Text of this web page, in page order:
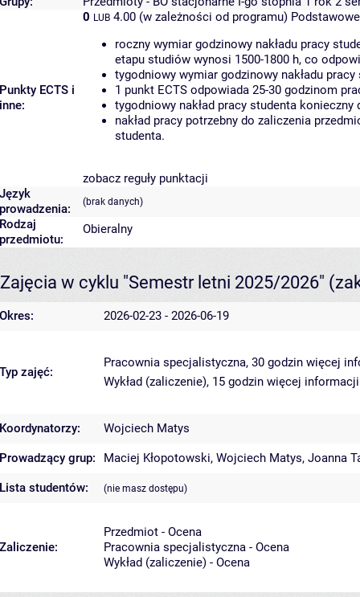
Punkty ECTS i
inne:
0 LUB 4.00 (w zależności od programu)
roczny wymiar godzinowy nakładu pracy
etapu studiów wynosi 1500-1800 h, co
tygodniowy wymiar godzinowy nakładu
1 punkt ECTS odpowiada 25-30 godzinom
tygodniowy nakład pracy studenta
nakład pracy potrzebny do zaliczenia
studenta.
zobacz reguły punktacji
Język
prowadzenia:
(brak danych)
Rodzaj
przedmiotu:
Obieralny
Zajęcia w cyklu "Semestr letni 2025/2026"
Okres: 2026-02-23 - 2026-06-19
Typ zajęć:
Pracownia specjalistyczna, 30 godzin więcej
Wykład (zaliczenie), 15 godzin więcej informacji
Koordynatorzy: Wojciech Matys
Prowadzący grup: Maciej Kłopotowski, Wojciech Matys, Joanna
Lista studentów: (nie masz dostępu)
Zaliczenie:
Przedmiot - Ocena
Pracownia specjalistyczna - Ocena
Wykład (zaliczenie) - Ocena